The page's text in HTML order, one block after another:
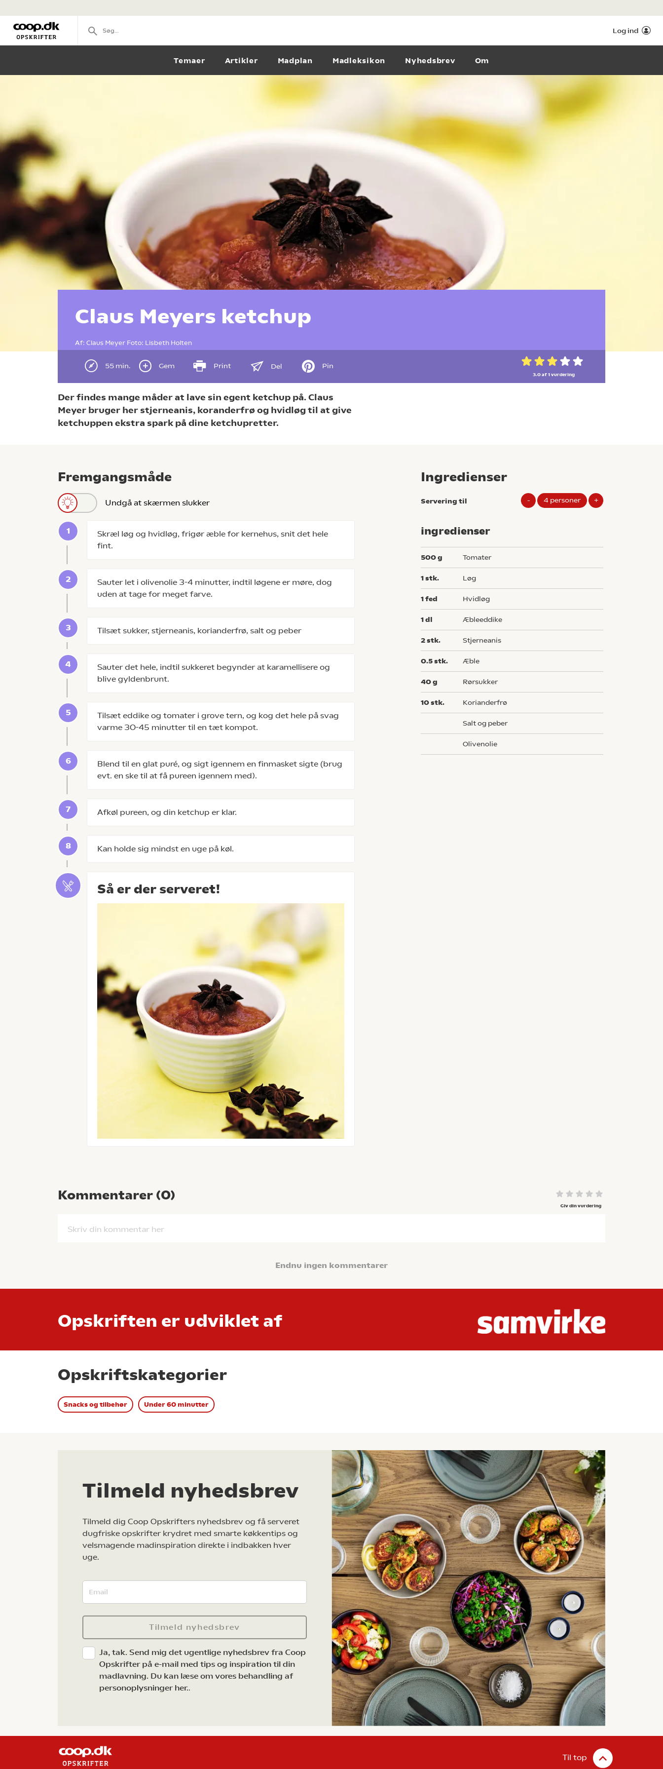
Log ind
Temaer Artikler Madplan Madleksikon Nyhedsbrev Om
Claus Meyers ketchup
Af: Claus Meyer Foto: Lisbeth Holten
55 min. Gem Print Del Pin
3.0 af 1vurdering
Der findes mange måder at lave sin egent ketchup på. Claus
Meyer bruger her stjerneanis, koranderfrø og hvidløg til at give
ketchuppen ekstra spark på dine ketchupretter.
Fremgangsmåde
Undgå at skærmen slukker
Skræl løg og hvidløg, frigør æble for kernehus, snit det hele
fint.
Sauter let i olivenolie 3-4 minutter, indtil løgene er møre, dog
uden at tage for meget farve.
Tilsæt sukker, stjerneanis, korianderfrø, salt og peber
Sauter det hele, indtil sukkeret begynder at karamellisere og
blive gyldenbrunt.
Tilsæt eddike og tomater i grove tern, og kog det hele på svag
varme 30-45 minutter til en tæt kompot.
Blend til en glat puré, og sigt igennem en finmasket sigte (brug
evt. en ske til at få pureen igennem med).
Afkøl pureen, og din ketchup er klar.
Kan holde sig mindst en uge på køl.
Så er der serveret!
Ingredienser
Servering til - 4 personer +
ingredienser
500g tomater
1stk. løg
1fed hvidløg
1dl æbleeddike
2stk. stjerneanis
0.5stk. æble
40g rørsukker
10stk. korianderfrø
salt og peber
olivenolie
Kommentarer (0)
Giv din vurdering
Skriv din kommentar her
Endnu ingen kommentarer
Opskriften er udviklet af
Opskriftskategorier
Snacks og tilbehør Under 60 minutter
Tilmeld nyhedsbrev
Tilmeld dig Coop Opskrifters nyhedsbrev og få serveret
dugfriske opskrifter krydret med smarte køkkentips og
velsmagende madinspiration direkte i indbakken hver
uge.
Tilmeld nyhedsbrev
Ja, tak. Send mig det ugentlige nyhedsbrev fra Coop
Opskrifter på e-mail med tips og inspiration til din
madlavning. Du kan læse om vores behandling af
personoplysninger her..
Til top